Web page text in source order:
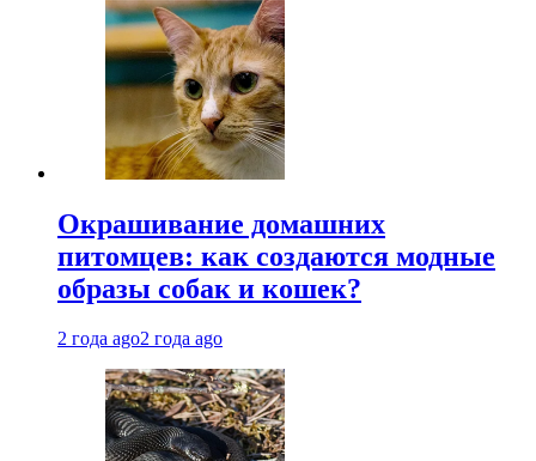
Окрашивание домашних
питомцев: как создаются модные
образы собак и кошек?
2 года ago2 года ago